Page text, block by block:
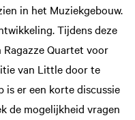
in het Muziekgebouw.
Tijdens deze
Quartet voor
van Little door te
is er een korte discussie
de mogelijkheid vragen